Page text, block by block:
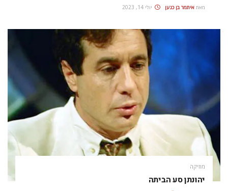
מאת איתמר בן כנען יולי 14, 2023
מוזיקה
יהונתן סע הביתה